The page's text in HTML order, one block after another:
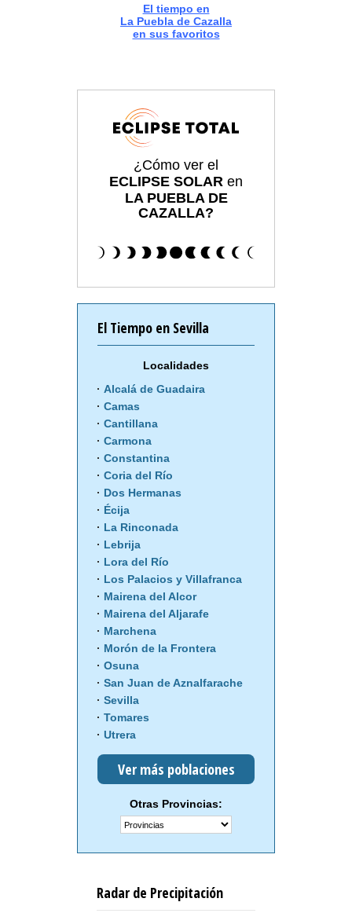
El tiempo en
La Puebla de Cazalla
en sus favoritos
¿Cómo ver el
ECLIPSE SOLAR en
LA PUEBLA DE
CAZALLA?
El Tiempo en Sevilla
Localidades
Alcalá de Guadaira
Camas
Cantillana
Carmona
Constantina
Coria del Río
Dos Hermanas
Écija
La Rinconada
Lebrija
Lora del Río
Los Palacios y Villafranca
Mairena del Alcor
Mairena del Aljarafe
Marchena
Morón de la Frontera
Osuna
San Juan de Aznalfarache
Sevilla
Tomares
Utrera
Ver más poblaciones
Otras Provincias:
Radar de Precipitación